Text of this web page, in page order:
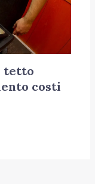
tetto
costi